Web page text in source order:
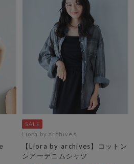
Liora by archives
【Liora by archives】コットン
シアーデニムシャツ